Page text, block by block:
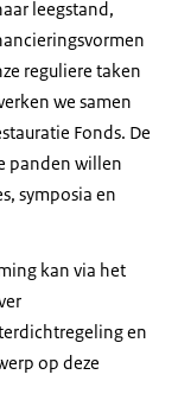
leegstand,
reguliere taken
we samen
Fonds. De
panden willen
symposia en
kan via het
en
op deze